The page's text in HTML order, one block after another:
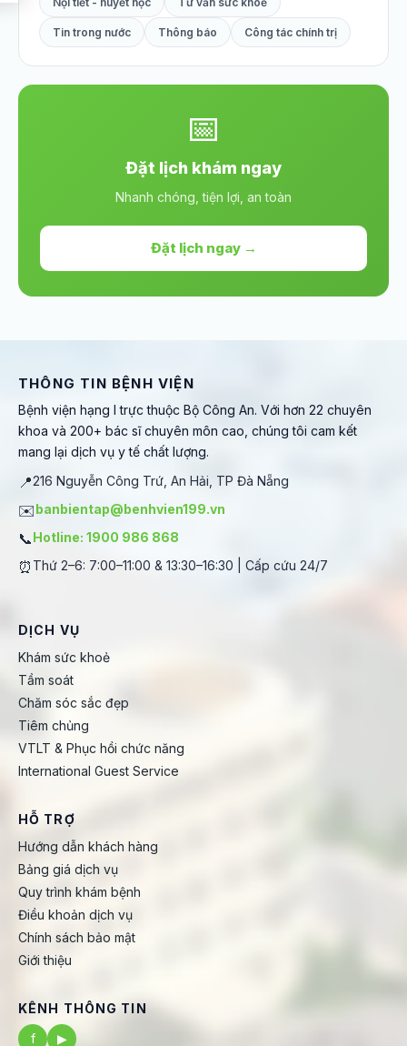
Tin trong nước Thông báo Công tác chính trị
📅
Đặt lịch khám ngay
Nhanh chóng, tiện lợi, an toàn
Đặt lịch ngay →
THÔNG TIN BỆNH VIỆN
Bệnh viện hạng I trực thuộc Bộ Công An. Với hơn 22 chuyên
khoa và 200+ bác sĩ chuyên môn cao, chúng tôi cam kết
mang lại dịch vụ y tế chất lượng.
📍216 Nguyễn Công Trứ, An Hải, TP Đà Nẵng
✉️banbientap@benhvien199.vn
📞Hotline: 1900 986 868
⏰ Thứ 2–6: 7:00–11:00 & 13:30–16:30 | Cấp cứu 24/7
DỊCH VỤ
Khám sức khoẻ
Tầm soát
Chăm sóc sắc đẹp
Tiêm chủng
VTLT & Phục hồi chức năng
International Guest Service
HỖ TRỢ
Hướng dẫn khách hàng
Bảng giá dịch vụ
Quy trình khám bệnh
Điều khoản dịch vụ
Chính sách bảo mật
Giới thiệu
KÊNH THÔNG TIN
f
▶